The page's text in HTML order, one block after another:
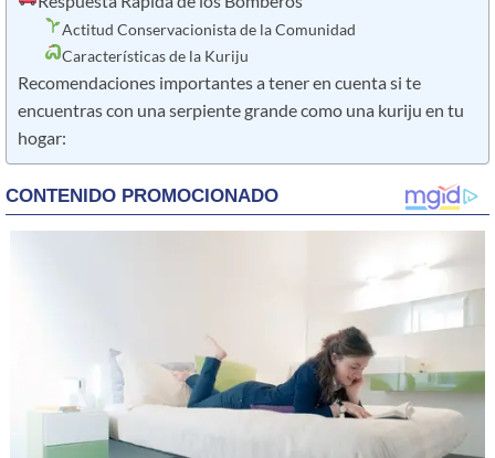
Actitud Conservacionista de la Comunidad
Características de la Kuriju
Recomendaciones importantes a tener en cuenta si te
encuentras con una serpiente grande como una kuriju en tu
hogar: